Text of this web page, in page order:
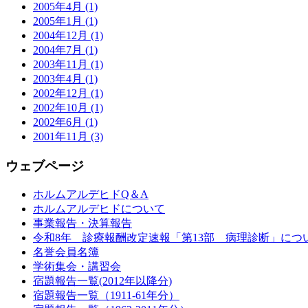
2005年4月 (1)
2005年1月 (1)
2004年12月 (1)
2004年7月 (1)
2003年11月 (1)
2003年4月 (1)
2002年12月 (1)
2002年10月 (1)
2002年6月 (1)
2001年11月 (3)
ウェブページ
ホルムアルデヒドQ＆A
ホルムアルデヒドについて
事業報告・決算報告
令和8年 診療報酬改定速報「第13部 病理診断」につ
名誉会員名簿
学術集会・講習会
宿題報告一覧(2012年以降分)
宿題報告一覧（1911-61年分）